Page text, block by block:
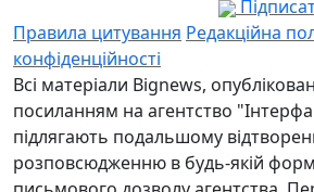
Правила цитування Редакційна
конфіденційності
Всі матеріали Bignews,
посиланням на агентство
підлягають подальшому
розповсюдженню в будь-якій